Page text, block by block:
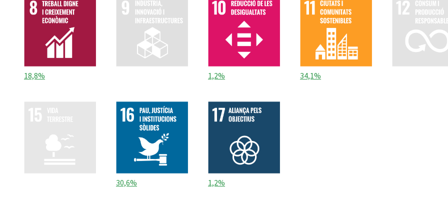
18,8% 1,2% 34,1%
30,6% 1,2%